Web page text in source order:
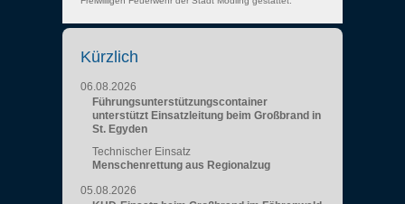
Kürzlich
06.08.2026
Führungsunterstützungscontainer
unterstützt Einsatzleitung beim Großbrand in
St. Egyden
Technischer Einsatz
Menschenrettung aus Regionalzug
05.08.2026